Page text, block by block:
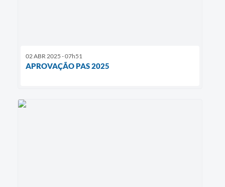
02 ABR 2025 - 07h51
APROVAÇÃO PAS 2025